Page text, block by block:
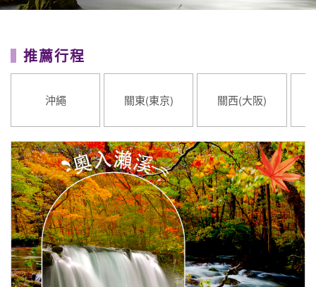
推薦行程
沖繩 關東(東京) 關西(大阪)